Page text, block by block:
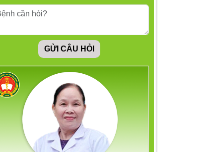
biến mạch máu não
biện chứng là gì?
Những thông tin mà
bạn không thể bỏ qua
Suy nghĩ tiêu cực:
Dấu hiệu, nguyên
nhân và cách khắc
phục
GỬI CÂU HỎI